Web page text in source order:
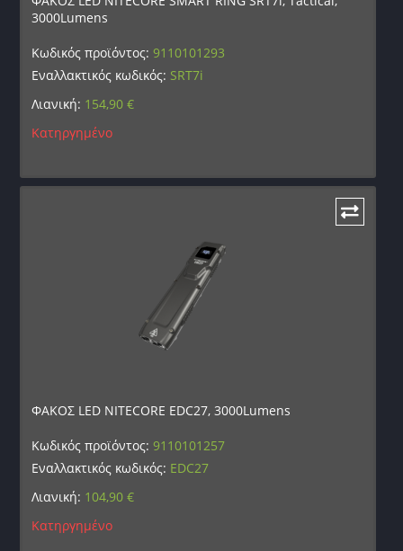
3000Lumens
Κωδικός προϊόντος:9110101293
Εναλλακτικός κωδικός: SRT7i
Λιανική: 154,90€
Κατηργημένο
ΦΑΚΟΣ LED NITECORE EDC27, 3000Lumens
Κωδικός προϊόντος:9110101257
Εναλλακτικός κωδικός: EDC27
Λιανική: 104,90€
Κατηργημένο